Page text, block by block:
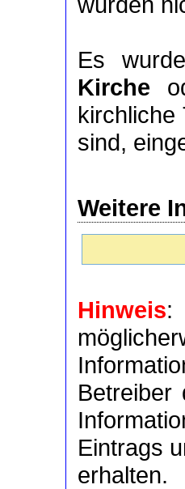
Es
Kirche
kirchliche
sind,
Weitere
Hinweis:
Eintrags
erhalten.